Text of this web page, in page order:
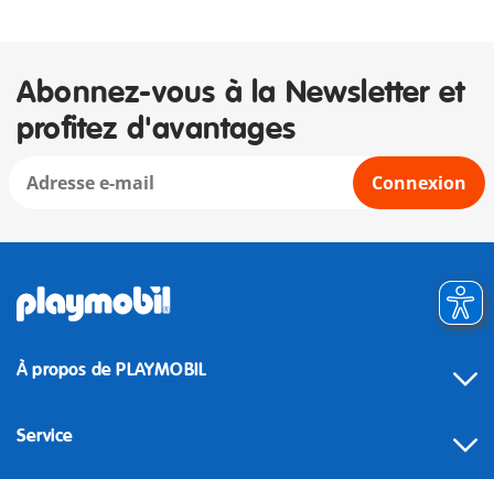
Abonnez-vous à la Newsletter et
profitez d'avantages
Connexion
À propos de PLAYMOBIL
Service